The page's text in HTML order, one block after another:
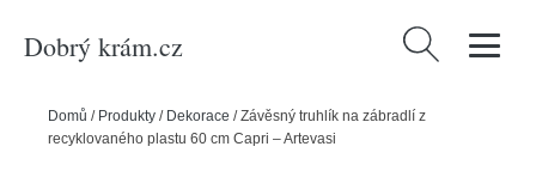
Dobrý krám.cz Vyhledávání
Domů / Produkty / Dekorace /Závěsný truhlík na zábradlí z
recyklovaného plastu 60 cm Capri – Artevasi